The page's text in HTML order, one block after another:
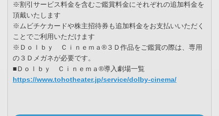
※割引サービス料金を含むご鑑賞料金にそれぞれの追加料金を
頂戴いたします
※ムビチケカードや株主招待券も追加料金をお支払いいただく
ことでご利用いただけます
※Ｄｏｌｂｙ Ｃｉｎｅｍａ®３Ｄ作品をご鑑賞の際は、専用
の３Ｄメガネが必要です。
■Ｄｏｌｂｙ Ｃｉｎｅｍａ®導入劇場一覧
https://www.tohotheater.jp/service/dolby-cinema/